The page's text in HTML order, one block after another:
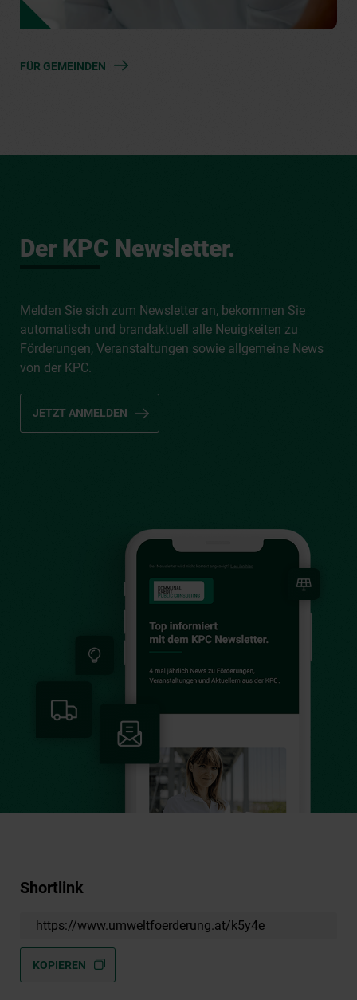
FÜR GEMEINDEN
Der KPC Newsletter.
Melden Sie sich zum Newsletter an, bekommen Sie
automatisch und brandaktuell alle Neuigkeiten zu
Förderungen, Veranstaltungen sowie allgemeine News
von der KPC.
JETZT ANMELDEN
Shortlink
https://www.umweltfoerderung.at/k5y4e
KOPIEREN